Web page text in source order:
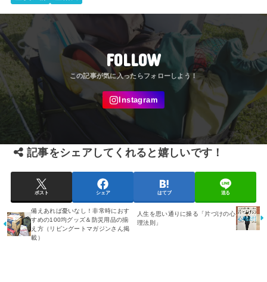
FOLLOW
記事をシェアしてくれると嬉しいです！
ポスト シェア はてブ 送る
備えあれば憂いなし！非常時におす
すめの100均グッズ＆防災用品の揃
え方（リビングートマガジンさん掲
載）
人生を思い通りに操る「片づけの心
理法則」